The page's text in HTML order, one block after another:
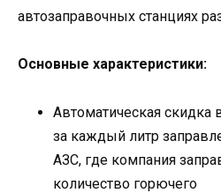
автозаправочных станциях
Основные характеристики:
Автоматическая скидка
за каждый литр
АЗС, где компания
количество горючего